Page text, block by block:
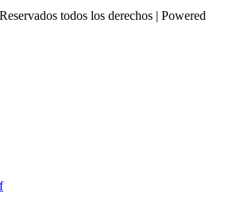
todos los derechos | Powered